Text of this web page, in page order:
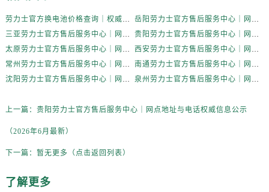
劳力士官方换电池价格查询｜权威信息公示（2026年6月最新）
岳阳劳力士官方售后服务中心｜网点地址与电话权威信息公示（2026年6月最新）
三亚劳力士官方售后服务中心｜网点地址与电话权威信息公示（2026年6月最新）
贵阳劳力士官方售后服务中心｜网点地址与电话权威信息公示（2026年6月最新）
太原劳力士官方售后服务中心｜网点地址与电话权威信息公示（2026年6月最新）
西安劳力士官方售后服务中心｜网点地址与电话权威信息公示（2026年6月最新）
常州劳力士官方售后服务中心｜网点地址与电话权威信息公示（2026年6月最新）
南通劳力士官方售后服务中心｜网点地址与电话权威信息公示（2026年6月最新）
沈阳劳力士官方售后服务中心｜网点地址与电话权威信息公示（2026年6月最新）
泉州劳力士官方售后服务中心｜网点地址与电话权威信息公示（2026年6月最新）
上一篇： 贵阳劳力士官方售后服务中心｜网点地址与电话权威信息公示
（2026年6月最新）
下一篇： 暂无更多（点击返回列表）
了解更多